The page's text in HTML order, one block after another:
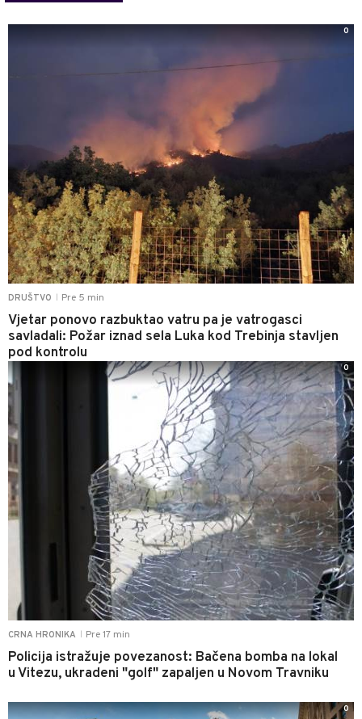
DRUŠTVO Pre 5 min
Vjetar ponovo razbuktao vatru pa je vatrogasci
savladali: Požar iznad sela Luka kod Trebinja stavljen
pod kontrolu
0
CRNA HRONIKA Pre 17 min
Policija istražuje povezanost: Bačena bomba na lokal
u Vitezu, ukradeni "golf" zapaljen u Novom Travniku
0
0